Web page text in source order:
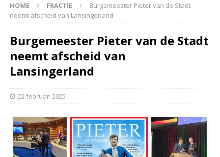
HOME FRACTIE
Burgemeester Pieter van de Stadt
neemt afscheid van Lansingerland
Burgemeester Pieter van de Stadt
neemt afscheid van
Lansingerland
22 februari 2025